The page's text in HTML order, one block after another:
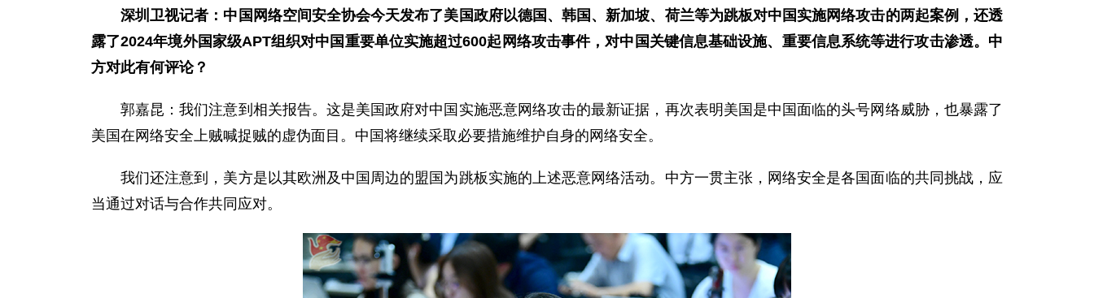
深圳卫视记者：中国网络空间安全协会今天发布了美国政府以德国、韩国、新加坡、荷兰等为跳板对中国实施网络攻击的两起案例，还透
露了2024年境外国家级APT组织对中国重要单位实施超过600起网络攻击事件，对中国关键信息基础设施、重要信息系统等进行攻击渗透。中
方对此有何评论？
郭嘉昆：我们注意到相关报告。这是美国政府对中国实施恶意网络攻击的最新证据，再次表明美国是中国面临的头号网络威胁，也暴露了
美国在网络安全上贼喊捉贼的虚伪面目。中国将继续采取必要措施维护自身的网络安全。
我们还注意到，美方是以其欧洲及中国周边的盟国为跳板实施的上述恶意网络活动。中方一贯主张，网络安全是各国面临的共同挑战，应
当通过对话与合作共同应对。